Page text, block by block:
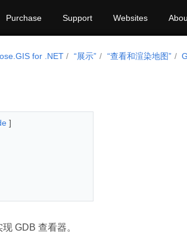
Purchase Support Websites
for .NET “展示” “查看和渲染地图”
]
GDB 查看器。